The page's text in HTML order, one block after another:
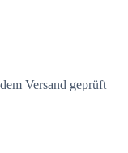
Versand geprüft